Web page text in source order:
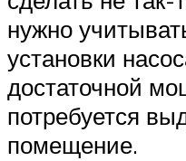
нужно
установки
достаточной
потребуется
помещение.